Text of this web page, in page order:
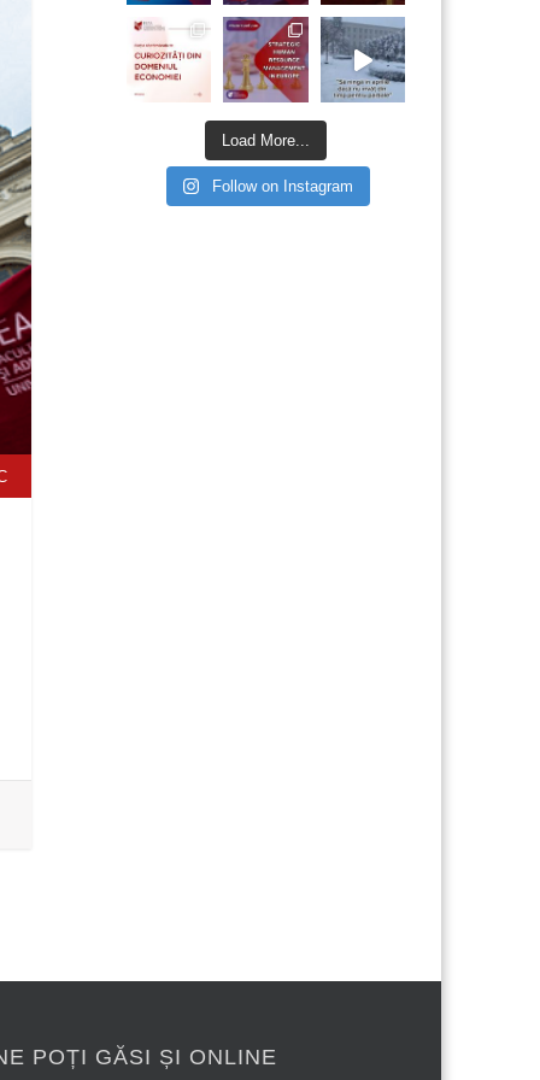
Load More...
Follow on Instagram
POȚI GĂSI ȘI ONLINE